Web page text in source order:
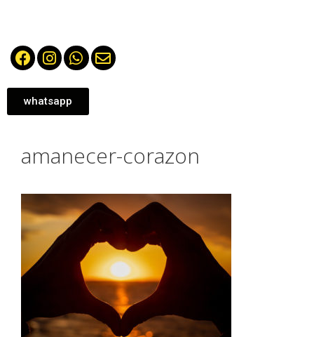
whatsapp
amanecer-corazon